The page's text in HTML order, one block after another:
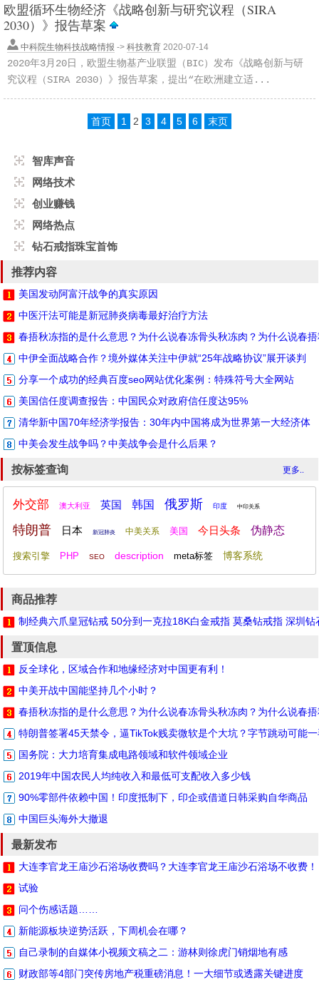
欧盟循环生物经济《战略创新与研究议程（SIRA
2030）》报告草案
中科院生物科技战略情报 -> 科技教育 2020-07-14
2020年3月20日，欧盟生物基产业联盟（BIC）发布《战略创新与研
究议程（SIRA 2030）》报告草案，提出“在欧洲建立适...
首页 1 2 3 4 5 6 末页
智库声音
网络技术
创业赚钱
网络热点
钻石戒指珠宝首饰
推荐内容
美国发动阿富汗战争的真实原因
中医汗法可能是新冠肺炎病毒最好治疗方法
春捂秋冻指的是什么意思？为什么说春冻骨头秋冻肉？为什么说春
中伊全面战略合作？境外媒体关注中伊就“25年战略协议”展开谈判
分享一个成功的经典百度seo网站优化案例：特殊符号大全网站
美国信任度调查报告：中国民众对政府信任度达95%
清华新中国70年经济学报告：30年内中国将成为世界第一大经济体
中美会发生战争吗？中美战争会是什么后果？
更多..
按标签查询
外交部 澳大利亚 英国 韩国 俄罗斯 印度 中印关系
特朗普 日本 新冠肺炎 中美关系 美国 今日头条 伪静态
搜索引擎 PHP SEO description meta标签 博客系统
商品推荐
制经典六爪皇冠钻戒 50分到一克拉18K白金戒指 莫桑钻戒指 深圳钻
置顶信息
反全球化，区域合作和地缘经济对中国更有利！
中美开战中国能坚持几个小时？
春捂秋冻指的是什么意思？为什么说春冻骨头秋冻肉？为什么说春
特朗普签署45天禁令，逼TikTok贱卖微软是个大坑？字节跳动可能
国务院：大力培育集成电路领域和软件领域企业
2019年中国农民人均纯收入和最低可支配收入多少钱
90%零部件依赖中国！印度抵制下，印企或借道日韩采购自华商品
中国巨头海外大撤退
最新发布
大连李官龙王庙沙石浴场收费吗？大连李官龙王庙沙石浴场不收费！
试验
问个伤感话题……
新能源板块逆势活跃，下周机会在哪？
自己录制的自媒体小视频文稿之二：游林则徐虎门销烟地有感
财政部等4部门突传房地产税重磅消息！一大细节或透露关键进度